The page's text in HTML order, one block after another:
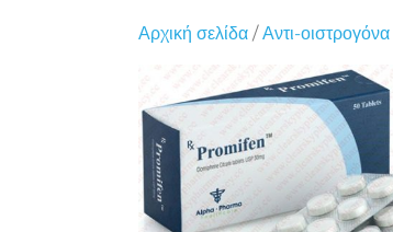
Αρχική σελίδα /Αντι-οιστρογόνα